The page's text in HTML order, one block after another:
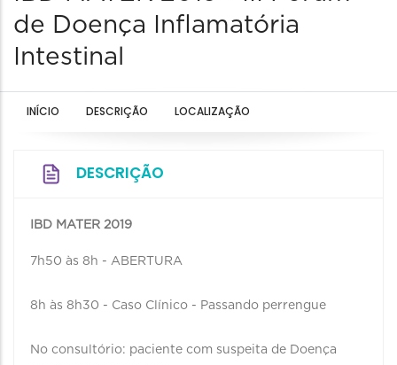
de Doença Inflamatória
Intestinal
INÍCIO DESCRIÇÃO LOCALIZAÇÃO
DESCRIÇÃO
IBD MATER 2019
7h50 às 8h - ABERTURA
8h às 8h30 - Caso Clínico - Passando perrengue
No consultório: paciente com suspeita de Doença